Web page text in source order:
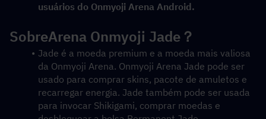
usuários do Onmyoji Arena Android.
SobreArena Onmyoji Jade？
Jade é a moeda premium e a moeda mais valiosa
da Onmyoji Arena. Onmyoji Arena Jade pode ser
usado para comprar skins, pacote de amuletos e
recarregar energia. Jade também pode ser usada
para invocar Shikigami, comprar moedas e